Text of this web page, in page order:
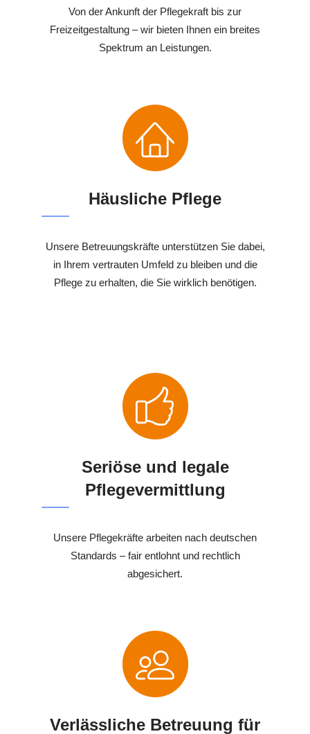
Von der Ankunft der Pflegekraft bis zur
Freizeitgestaltung – wir bieten Ihnen ein breites
Spektrum an Leistungen.
Häusliche Pflege
Unsere Betreuungskräfte unterstützen Sie dabei,
in Ihrem vertrauten Umfeld zu bleiben und die
Pflege zu erhalten, die Sie wirklich benötigen.
Seriöse und legale
Pflegevermittlung
Unsere Pflegekräfte arbeiten nach deutschen
Standards – fair entlohnt und rechtlich
abgesichert.
Verlässliche Betreuung für